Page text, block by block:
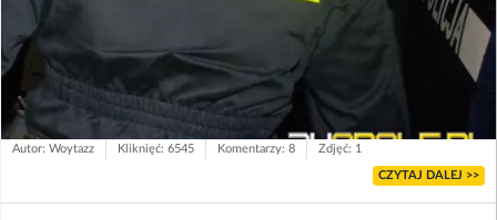
Autor: Woytazz Kliknięć: 6545 Komentarzy: 8 Zdjęć: 1
CZYTAJ DALEJ >>